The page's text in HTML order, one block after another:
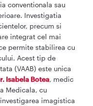
conventionala sau
Investigatia
precum si
integrat cel mai
permite stabilirea cu
Acest tip de
(VAAB) este unica
Isabela Botea, medic
Medicala, cu
imagistica